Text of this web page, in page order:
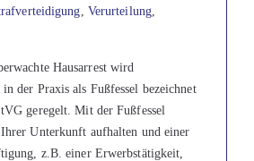
, Verurteilung,
Hausarrest wird
der Praxis als Fußfessel bezeichnet
geregelt. Mit der Fußfessel
Unterkunft aufhalten und einer
z.B. einer Erwerbstätigkeit,